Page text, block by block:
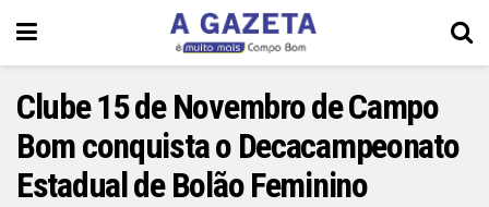
Clube 15 de Novembro de Campo
Bom conquista o Decacampeonato
Estadual de Bolão Feminino